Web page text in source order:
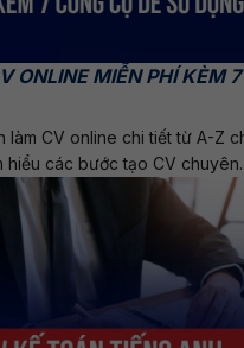
ONLINE MIỄN PHÍ KÈM
làm CV online chi tiết từ A-Z
hiểu các bước tạo CV